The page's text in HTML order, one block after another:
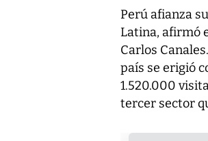
Perú afianza
Latina, afirmó
Carlos
país se erigió
1.520.000
tercer sector